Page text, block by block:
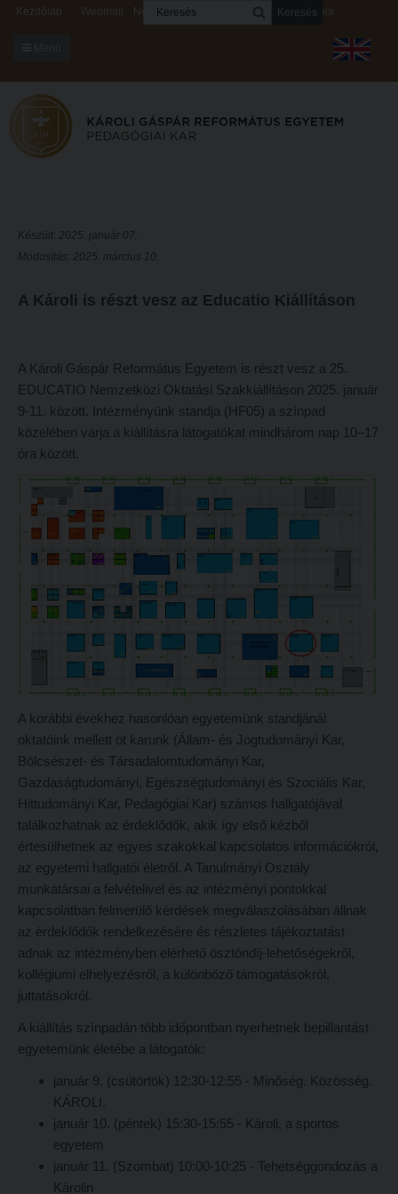
KARUNKRÓL
Dékáni Hivatal
Bizottságok
Hitélet
Intézetek
Gyakorlati és Továbbképzési Intézet
Minőségbiztosítás
Oktatóink
Szabályzatok
Rektori utasítások
Határozatok
Történeti áttekintés
Hasznos linkek
Református Pedagógiai Intézet
Képzési helyszínek
Nagykőrösi képzési hely
Budapesti képzési hely
Marosvásárhelyi képzési hely
Kecskeméti képzési hely
Mintatantervek
Gyakorlati képzés
KUTATÁS
Tehetséggondozás
Tudományos diákköri tevékenység
PedKaszt – Bethlen-pályázat
Kari kutatási pályázatok
Kari kiadványok
Kezdőlap Webmail Neptun Digitális rendszerek Kapcsolat
Keresés
KARUNKRÓL
Bizottságok
Hitélet
Hittanoktató- és Kántorképző Intézet
Pedagógusképző Intézet
Gyakorlati és Továbbképzési Intézet
Minőségbiztosítás
Oktatóink
Rektori utasítások
Határozatok
Nemzetközi mobilitás
Történeti áttekintés
Hasznos linkek
Református Pedagógiai Intézet
OKTATÁS
Képzéseink
Képzési helyszínek
Nagykőrösi képzési hely
Budapesti képzési hely
Gyakorlati képzés
Kari kutatócsoportok
Készült: 2025. január 07.
Módosítás: 2025. március 10.
A Károli is részt vesz az Educatio Kiállításon
A Károli Gáspár Református Egyetem is részt vesz a 25.
EDUCATIO Nemzetközi Oktatási Szakkiállításon 2025. január
9-11. között. Intézményünk standja (HF05) a színpad
közelében várja a kiállításra látogatókat mindhárom nap 10–17
óra között.
A korábbi évekhez hasonlóan egyetemünk standjánál
oktatóink mellett öt karunk (Állam- és Jogtudományi Kar,
Bölcsészet- és Társadalomtudományi Kar,
Gazdaságtudományi, Egészségtudományi és Szociális Kar,
Hittudományi Kar, Pedagógiai Kar) számos hallgatójával
találkozhatnak az érdeklődők, akik így első kézből
értesülhetnek az egyes szakokkal kapcsolatos információkról,
az egyetemi hallgatói életről. A Tanulmányi Osztály
munkatársai a felvételivel és az intézményi pontokkal
kapcsolatban felmerülő kérdések megválaszolásában állnak
az érdeklődők rendelkezésére és részletes tájékoztatást
adnak az intézményben elérhető ösztöndíj-lehetőségekről,
kollégiumi elhelyezésről, a különböző támogatásokról,
juttatásokról.
A kiállítás színpadán több időpontban nyerhetnek bepillantást
egyetemünk életébe a látogatók:
január 9. (csütörtök) 12:30-12:55 - Minőség. Közösség.
KÁROLI.
január 10. (péntek) 15:30-15:55 - Károli, a sportos
egyetem
január 11. (Szombat) 10:00-10:25 - Tehetséggondozás a
Károlin